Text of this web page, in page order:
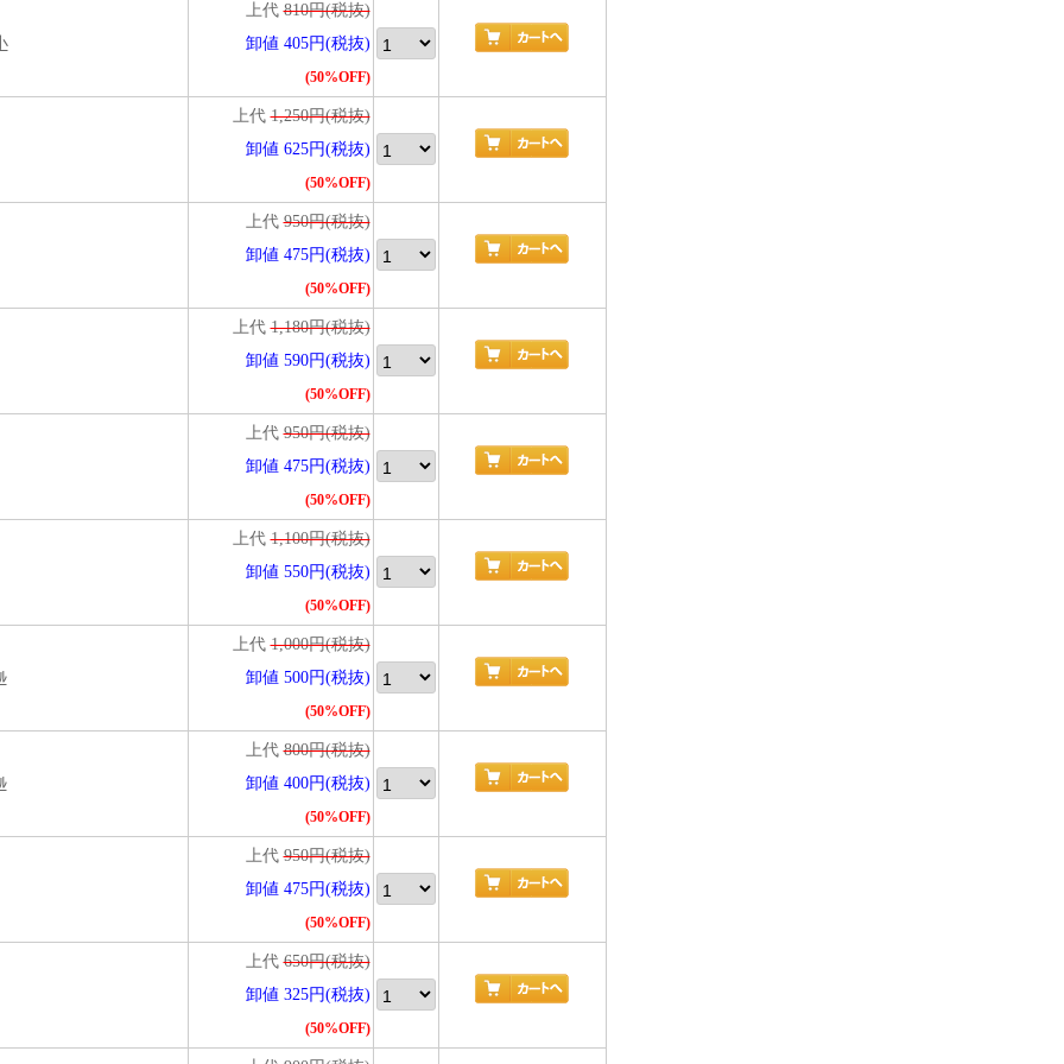
上代810円(税抜)
卸値 405円(税抜)
(50%OFF)
上代1,250円(税抜)
卸値 625円(税抜)
(50%OFF)
上代950円(税抜)
卸値 475円(税抜)
(50%OFF)
上代1,180円(税抜)
卸値 590円(税抜)
(50%OFF)
上代950円(税抜)
卸値 475円(税抜)
(50%OFF)
上代1,100円(税抜)
卸値 550円(税抜)
(50%OFF)
上代1,000円(税抜)
卸値 500円(税抜)
(50%OFF)
上代800円(税抜)
卸値 400円(税抜)
(50%OFF)
上代950円(税抜)
卸値 475円(税抜)
(50%OFF)
上代650円(税抜)
卸値 325円(税抜)
(50%OFF)